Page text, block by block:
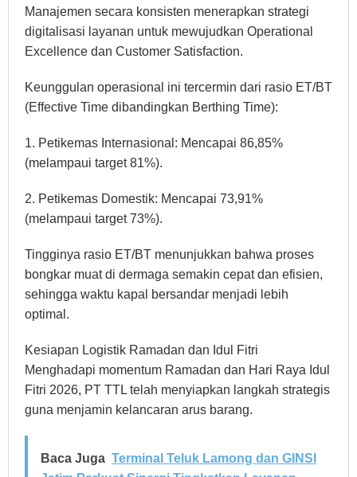
Manajemen secara konsisten menerapkan strategi
digitalisasi layanan untuk mewujudkan Operational
Excellence dan Customer Satisfaction.
Keunggulan operasional ini tercermin dari rasio ET/BT
(Effective Time dibandingkan Berthing Time):
1. Petikemas Internasional: Mencapai 86,85%
(melampaui target 81%).
2. Petikemas Domestik: Mencapai 73,91%
(melampaui target 73%).
Tingginya rasio ET/BT menunjukkan bahwa proses
bongkar muat di dermaga semakin cepat dan efisien,
sehingga waktu kapal bersandar menjadi lebih
optimal.
Kesiapan Logistik Ramadan dan Idul Fitri
Menghadapi momentum Ramadan dan Hari Raya Idul
Fitri 2026, PT TTL telah menyiapkan langkah strategis
guna menjamin kelancaran arus barang.
Baca Juga Terminal Teluk Lamong dan GINSI